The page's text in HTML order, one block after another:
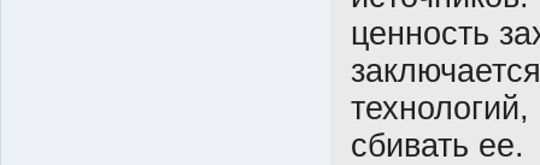
ценность
сбивать ее.